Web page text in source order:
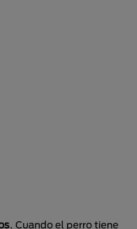
. Cuando el perro tiene